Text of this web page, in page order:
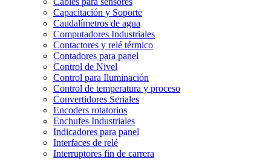
Capacitación y Soporte
Caudalímetros de agua
Computadores Industriales
Contactores y relé térmico
Contadores para panel
Control de Nivel
Control para Iluminación
Control de temperatura y proceso
Convertidores Seriales
Encoders rotatorios
Enchufes Industriales
Indicadores para panel
Interfaces de relé
Interruptores fin de carrera